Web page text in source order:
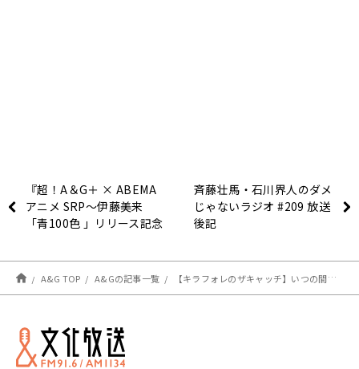
『超！A＆G＋ × ABEMA
アニメ SRP～伊藤美来
「青100色 」リリース記念
ル大募集！
斉藤壮馬・石川界人のダメ
じゃないラジオ #209 放送
後記
A&G TOP A&Gの記事一覧 【キラフォレのザキャッチ】いつの間にか、大人になってたんだなぁ。